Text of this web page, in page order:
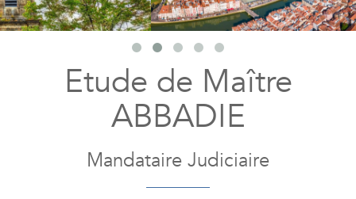
Etude de Maître
ABBADIE
Mandataire Judiciaire